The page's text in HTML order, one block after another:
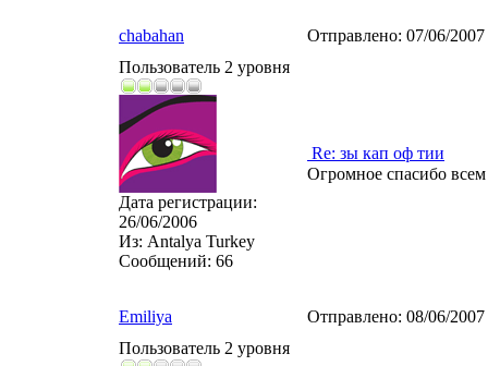
chabahan Отправлено: 07/06/
Пользователь 2 уровня
Дата регистрации:
26/06/2006
Из: Antalya Turkey
Сообщений: 66
Re: зы кап оф тии
Огромное спасибо
Emiliya Отправлено: 08/06/
Пользователь 2 уровня